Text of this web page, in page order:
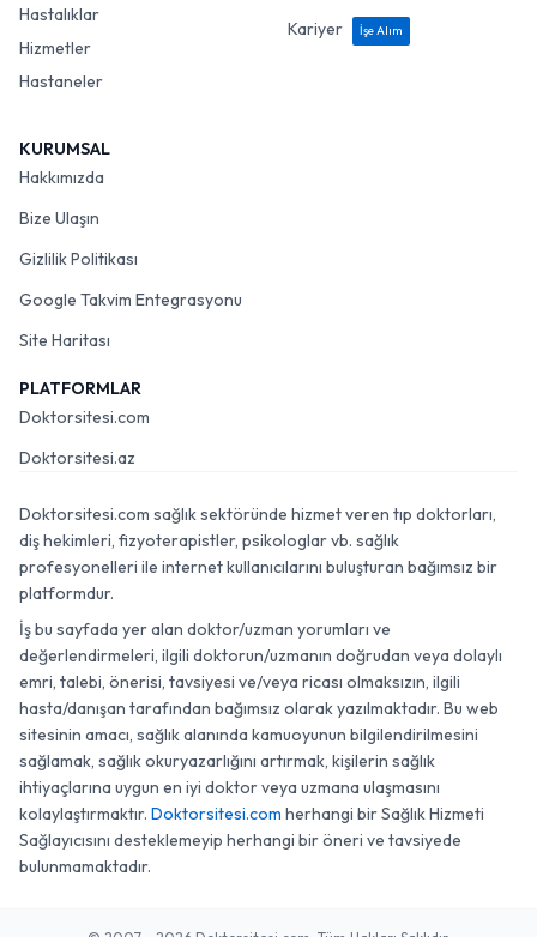
Hastalıklar
Hizmetler
Hastaneler
Kariyer
İşe Alım
KURUMSAL
Hakkımızda
Bize Ulaşın
Gizlilik Politikası
Google Takvim Entegrasyonu
Site Haritası
PLATFORMLAR
Doktorsitesi.com
Doktorsitesi.az
Doktorsitesi.com sağlık sektöründe hizmet veren tıp doktorları,
diş hekimleri, fizyoterapistler, psikologlar vb. sağlık
profesyonelleri ile internet kullanıcılarını buluşturan bağımsız bir
platformdur.
İş bu sayfada yer alan doktor/uzman yorumları ve
değerlendirmeleri, ilgili doktorun/uzmanın doğrudan veya dolaylı
emri, talebi, önerisi, tavsiyesi ve/veya ricası olmaksızın, ilgili
hasta/danışan tarafından bağımsız olarak yazılmaktadır. Bu web
sitesinin amacı, sağlık alanında kamuoyunun bilgilendirilmesini
sağlamak, sağlık okuryazarlığını artırmak, kişilerin sağlık
ihtiyaçlarına uygun en iyi doktor veya uzmana ulaşmasını
kolaylaştırmaktır. Doktorsitesi.com herhangi bir Sağlık Hizmeti
Sağlayıcısını desteklemeyip herhangi bir öneri ve tavsiyede
bulunmamaktadır.